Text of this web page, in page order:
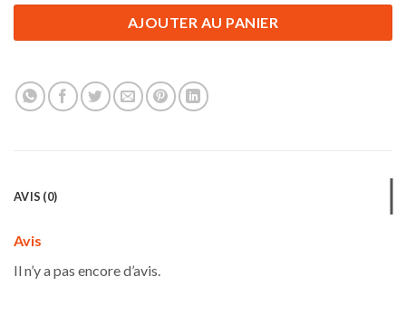
AJOUTER AU PANIER
AVIS (0)
Avis
Il n’y a pas encore d’avis.